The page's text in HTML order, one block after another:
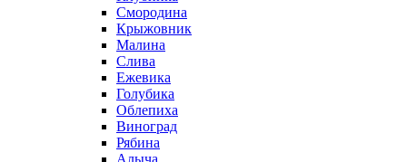
Смородина
Крыжовник
Малина
Слива
Ежевика
Голубика
Облепиха
Виноград
Рябина
Алыча